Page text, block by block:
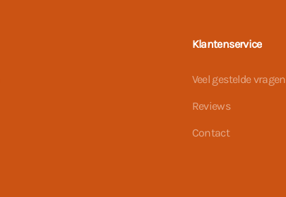
Klantenservice
Veel gestelde vragen
Reviews
Contact